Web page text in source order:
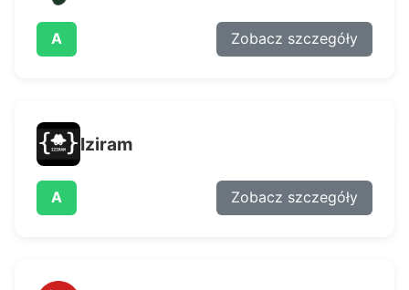
A Zobacz szczegóły
Iziram
A Zobacz szczegóły